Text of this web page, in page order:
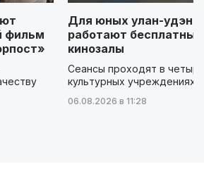
фильм
Для юных улан-
работают бесплатные
кинозалы
Сеансы проходят в
культурных учреждениях
06.08.2026 в 11:28